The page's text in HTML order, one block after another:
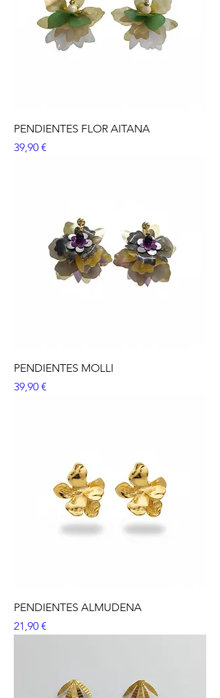
PENDIENTES FLOR AITANA
Precio
39,90 €
PENDIENTES MOLLI
Precio
39,90 €
PENDIENTES ALMUDENA
Precio
21,90 €